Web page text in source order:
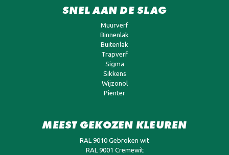
SNEL AAN DE SLAG
Muurverf
Binnenlak
Buitenlak
Trapverf
Sigma
Sikkens
Wijzonol
Pienter
MEEST GEKOZEN KLEUREN
RAL 9010 Gebroken wit
RAL 9001 Cremewit